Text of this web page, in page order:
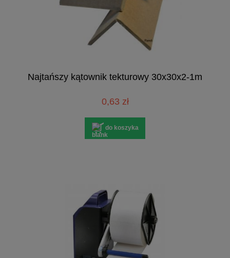
Najtańszy kątownik tekturowy 30x30x2-1m
0,63 zł
do koszyka